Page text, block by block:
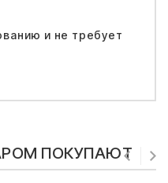
и не требует
ПОКУПАЮТ